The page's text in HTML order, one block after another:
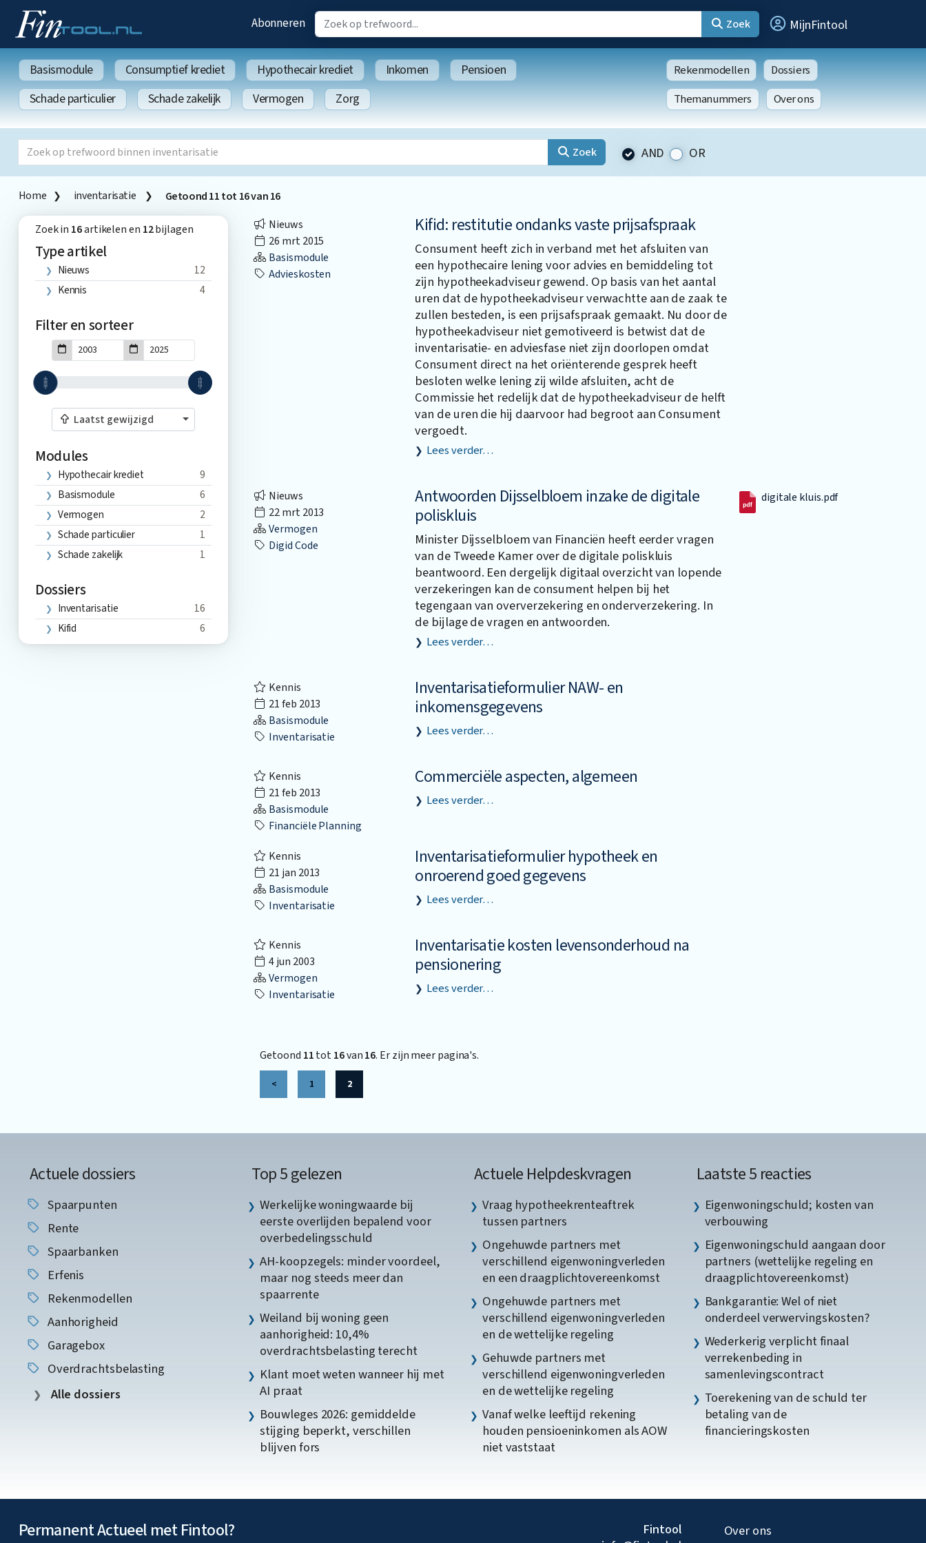
Abonneren Zoek MijnFintool
Basismodule Consumptief krediet Hypothecair krediet Inkomen
Pensioen
Schade particulier
Schade zakelijk Vermogen Zorg
Rekenmodellen
Dossiers
Themanummers
Over ons
Zoek AND OR
Home inventarisatie Getoond11tot16van16
Zoek in 16artikelen en 12bijlagen
Type artikel
Nieuws
12
Kennis
4
Filter en sorteer
Laatst gewijzigd
Modules
Hypothecair krediet
9
Basismodule
6
Vermogen
2
Schade particulier
1
Schade zakelijk
1
Dossiers
Inventarisatie
16
Kifid
6
Nieuws
26 mrt 2015
Basismodule
Advieskosten
Kifid: restitutie ondanks vaste prijsafspraak
Consument heeft zich in verband met het afsluiten van
een hypothecaire lening voor advies en bemiddeling tot
zijn hypotheekadviseur gewend. Op basis van het aantal
uren dat de hypotheekadviseur verwachtte aan de zaak te
zullen besteden, is een prijsafspraak gemaakt. Nu door de
hypotheekadviseur niet gemotiveerd is betwist dat de
inventarisatie- en adviesfase niet zijn doorlopen omdat
Consument direct na het oriënterende gesprek heeft
besloten welke lening zij wilde afsluiten, acht de
Commissie het redelijk dat de hypotheekadviseur de helft
van de uren die hij daarvoor had begroot aan Consument
vergoedt.
Lees verder…
Nieuws
22 mrt 2013
Vermogen
Digid Code
Antwoorden Dijsselbloem inzake de digitale
poliskluis
Minister Dijsselbloem van Financiën heeft eerder vragen
van de Tweede Kamer over de digitale poliskluis
beantwoord. Een dergelijk digitaal overzicht van lopende
verzekeringen kan de consument helpen bij het
tegengaan van oververzekering en onderverzekering. In
de bijlage de vragen en antwoorden.
Lees verder…
digitale kluis.pdf
Kennis
21 feb 2013
Basismodule
Inventarisatie
Inventarisatieformulier NAW- en
inkomensgegevens
Lees verder…
Kennis
21 feb 2013
Basismodule
Financiële Planning
Commerciële aspecten, algemeen
Lees verder…
Kennis
21 jan 2013
Basismodule
Inventarisatie
Inventarisatieformulier hypotheek en
onroerend goed gegevens
Lees verder…
Kennis
4 jun 2003
Vermogen
Inventarisatie
Inventarisatie kosten levensonderhoud na
pensionering
Lees verder…
Getoond 11tot16van16. Er zijn meer pagina's.
< 1 2
Actuele dossiers
Spaarpunten
Rente
Spaarbanken
Erfenis
Rekenmodellen
Aanhorigheid
Garagebox
Overdrachtsbelasting
Alle dossiers
Top 5 gelezen
Werkelijke woningwaarde bij
eerste overlijden bepalend voor
overbedelingsschuld
AH-koopzegels: minder voordeel,
maar nog steeds meer dan
spaarrente
Weiland bij woning geen
aanhorigheid: 10,4%
overdrachtsbelasting terecht
Klant moet weten wanneer hij met
AI praat
Bouwleges 2026: gemiddelde
stijging beperkt, verschillen
blijven fors
Actuele Helpdeskvragen
Vraag hypotheekrenteaftrek
tussen partners
Ongehuwde partners met
verschillend eigenwoningverleden
en een draagplichtovereenkomst
Ongehuwde partners met
verschillend eigenwoningverleden
en de wettelijke regeling
Gehuwde partners met
verschillend eigenwoningverleden
en de wettelijke regeling
Vanaf welke leeftijd rekening
houden pensioeninkomen als AOW
niet vaststaat
Laatste 5 reacties
Eigenwoningschuld; kosten van
verbouwing
Eigenwoningschuld aangaan door
partners (wettelijke regeling en
draagplichtovereenkomst)
Bankgarantie: Wel of niet
onderdeel verwervingskosten?
Wederkerig verplicht finaal
verrekenbeding in
samenlevingscontract
Toerekening van de schuld ter
betaling van de
financieringskosten
Permanent Actueel met Fintool?
Fintool
Over ons